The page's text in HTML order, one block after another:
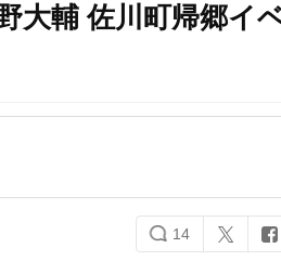
大輔 佐川町帰郷イ
14